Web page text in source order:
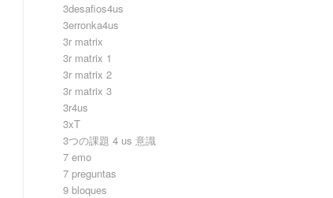
3desafios4us
3erronka4us
3r matrix
3r matrix 1
3r matrix 2
3r matrix 3
3r4us
3xT
3つの課題 4 us 意識
7 emo
7 preguntas
9 bloques